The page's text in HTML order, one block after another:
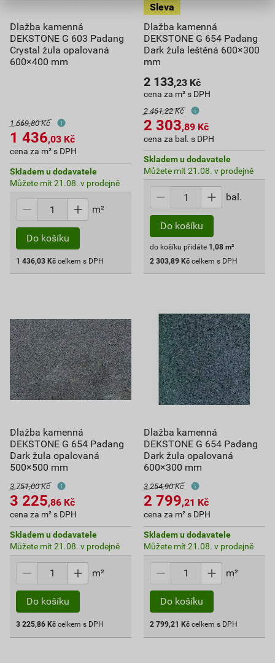
Dlažba kamenná
DEKSTONE G 603 Padang
Crystal žula opalovaná
600×400 mm
1 669,80 Kč
1 436,03 Kč
cena za m² s DPH
Skladem u dodavatele
Můžete mít 21.08. v prodejně
m²
Do košíku
1 436,03 Kč celkem s DPH
Dlažba kamenná
DEKSTONE G 654 Padang
Dark žula leštěná 600×300
mm
2 133,23 Kč
cena za m² s DPH
2 461,22 Kč
2 303,89 Kč
cena za bal. s DPH
Skladem u dodavatele
Můžete mít 21.08. v prodejně
bal.
Do košíku
do košíku přidáte 1,08 m²
2 303,89 Kč celkem s DPH
Dlažba kamenná
DEKSTONE G 654 Padang
Dark žula opalovaná
500×500 mm
3 751,00 Kč
3 225,86 Kč
cena za m² s DPH
Skladem u dodavatele
Můžete mít 21.08. v prodejně
m²
Do košíku
3 225,86 Kč celkem s DPH
Dlažba kamenná
DEKSTONE G 654 Padang
Dark žula opalovaná
600×300 mm
3 254,90 Kč
2 799,21 Kč
cena za m² s DPH
Skladem u dodavatele
Můžete mít 21.08. v prodejně
m²
Do košíku
2 799,21 Kč celkem s DPH